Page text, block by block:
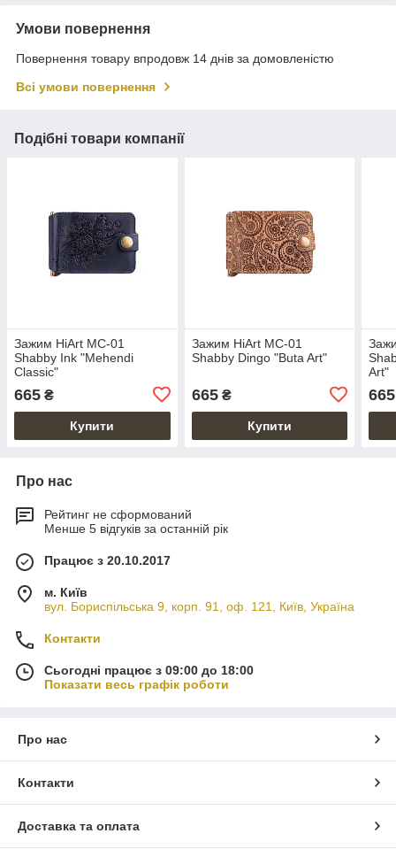
Умови повернення
Повернення товару впродовж 14 днів за домовленістю
Всі умови повернення
Подібні товари компанії
Зажим HiArt MC-01
Shabby Ink "Mehendi
Classic"
665 ₴
Купити
Зажим HiArt MC-01
Shabby Dingo "Buta Art"
665₴
Купити
Art"
665
Про нас
Рейтинг не сформований
Менше 5 відгуків за останній рік
Працює з 20.10.2017
м. Київ
вул. Бориспільська 9, корп. 91, оф. 121, Київ, Україна
Контакти
Сьогодні працює з 09:00 до 18:00
Показати весь графік роботи
Про нас
Контакти
Доставка та оплата